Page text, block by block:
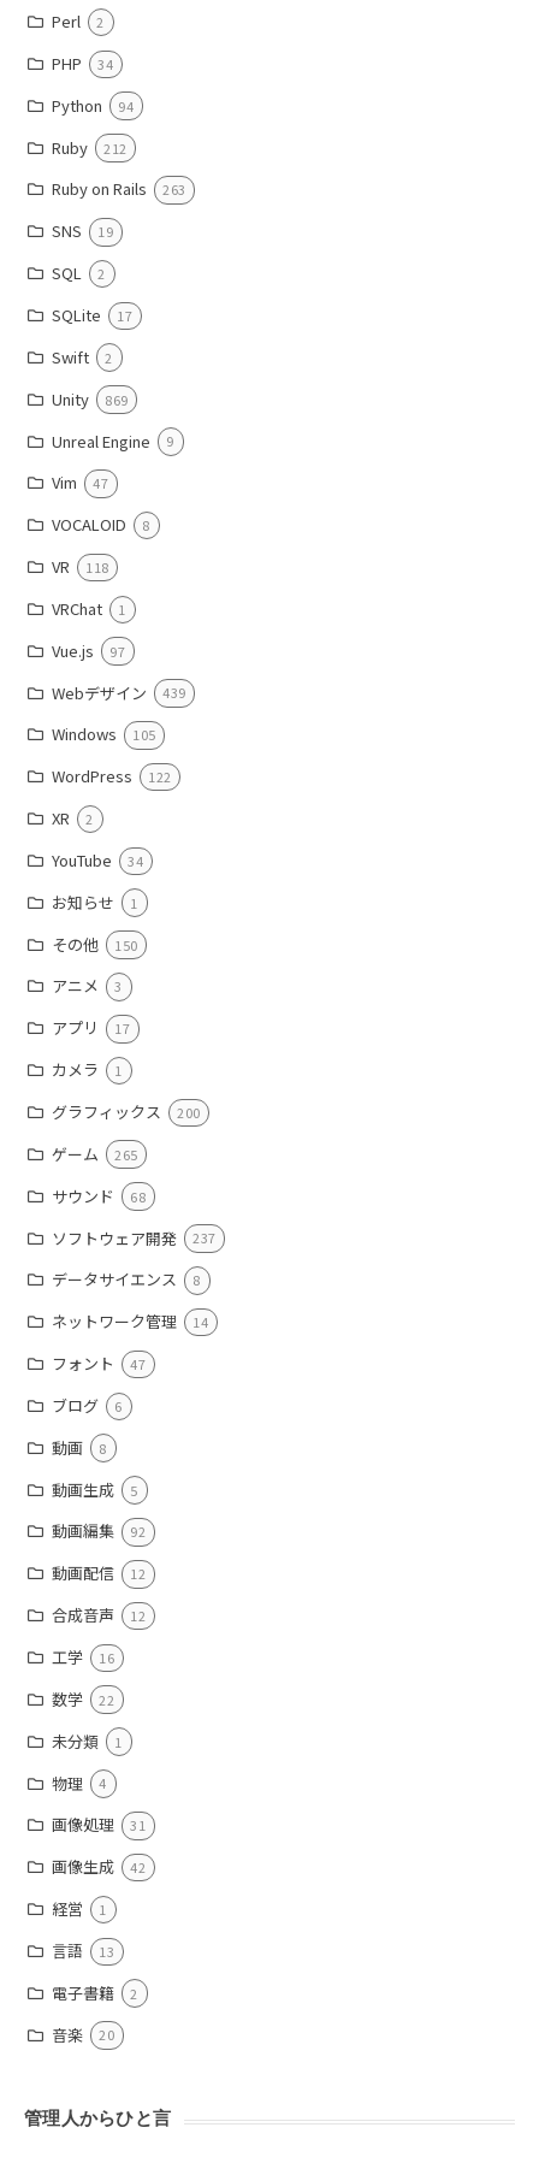
Perl 2
PHP 34
Python 94
Ruby 212
Ruby on Rails 263
SNS 19
SQL 2
SQLite 17
Swift 2
Unity 869
Unreal Engine 9
Vim 47
VOCALOID 8
VR 118
VRChat 1
Vue.js 97
Webデザイン 439
Windows 105
WordPress 122
XR 2
YouTube 34
お知らせ 1
その他 150
アニメ 3
アプリ 17
カメラ 1
グラフィックス 200
ゲーム 265
サウンド 68
ソフトウェア開発 237
データサイエンス 8
ネットワーク管理 14
フォント 47
ブログ 6
動画 8
動画生成 5
動画編集 92
動画配信 12
合成音声 12
工学 16
数学 22
未分類 1
物理 4
画像処理 31
画像生成 42
経営 1
言語 13
電子書籍 2
音楽 20
管理人からひと言